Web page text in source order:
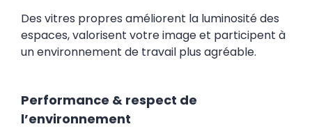
Des vitres propres améliorent la luminosité des
espaces, valorisent votre image et participent à
un environnement de travail plus agréable.
Performance & respect de
l’environnement